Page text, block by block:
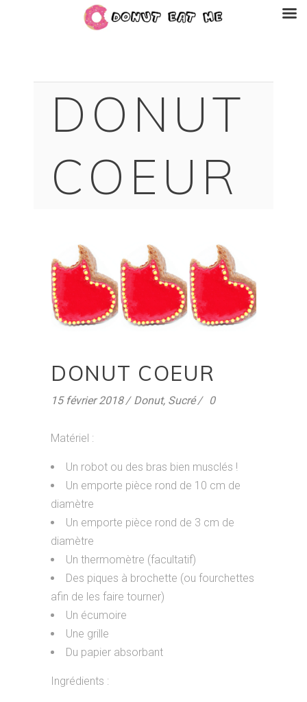
DONUT
COEUR
DONUT COEUR
15 février 2018 Donut, Sucré 0
Matériel :
Un robot ou des bras bien musclés !
Un emporte pièce rond de 10 cm de
diamètre
Un emporte pièce rond de 3 cm de
diamètre
Un thermomètre (facultatif)
Des piques à brochette (ou fourchettes
afin de les faire tourner)
Un écumoire
Une grille
Du papier absorbant
Ingrédients :